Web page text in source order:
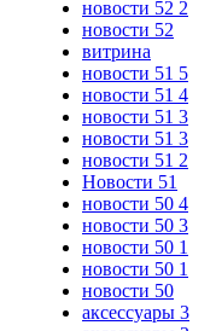
новости 52 2
новости 52
витрина
новости 51 5
новости 51 4
новости 51 3
новости 51 3
новости 51 2
Новости 51
новости 50 4
новости 50 3
новости 50 1
новости 50 1
новости 50
аксессуары 3